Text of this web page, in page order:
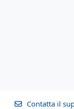
Contatta il